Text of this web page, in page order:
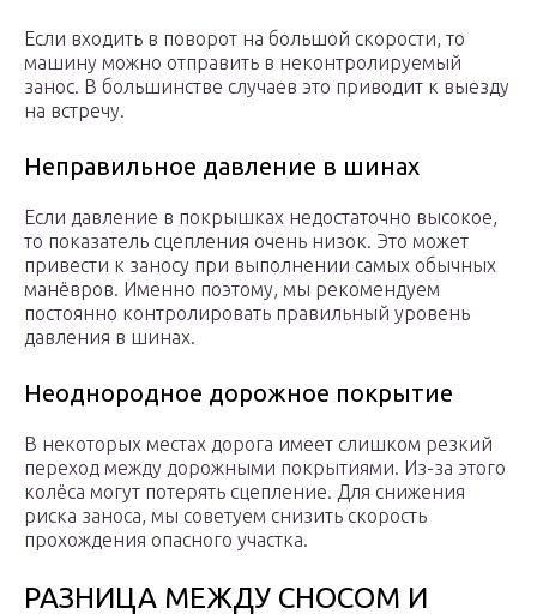
Если входить в поворот на большой скорости, то
машину можно отправить в неконтролируемый
занос. В большинстве случаев это приводит к выезду
на встречу.
Неправильное давление в шинах
Если давление в покрышках недостаточно высокое,
то показатель сцепления очень низок. Это может
привести к заносу при выполнении самых обычных
манёвров. Именно поэтому, мы рекомендуем
постоянно контролировать правильный уровень
давления в шинах.
Неоднородное дорожное покрытие
В некоторых местах дорога имеет слишком резкий
переход между дорожными покрытиями. Из-за этого
колёса могут потерять сцепление. Для снижения
риска заноса, мы советуем снизить скорость
прохождения опасного участка.
РАЗНИЦА МЕЖДУ СНОСОМ И